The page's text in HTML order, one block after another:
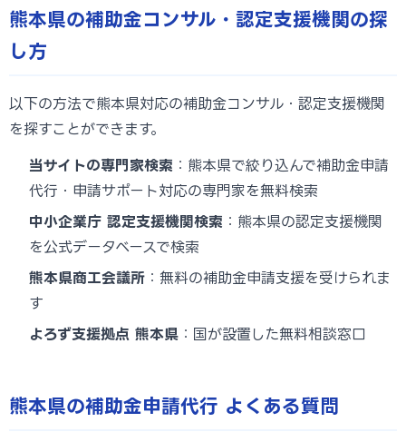
熊本県の補助金コンサル・認定支援機関の探
し方
以下の方法で熊本県対応の補助金コンサル・認定支援機関
を探すことができます。
当サイトの専門家検索 ：熊本県で絞り込んで補助金申請
代行・申請サポート対応の専門家を無料検索
中小企業庁 認定支援機関検索 ：熊本県の認定支援機関
を公式データベースで検索
熊本県商工会議所 ：無料の補助金申請支援を受けられま
す
よろず支援拠点 熊本県 ：国が設置した無料相談窓口
熊本県の補助金申請代行 よくある質問